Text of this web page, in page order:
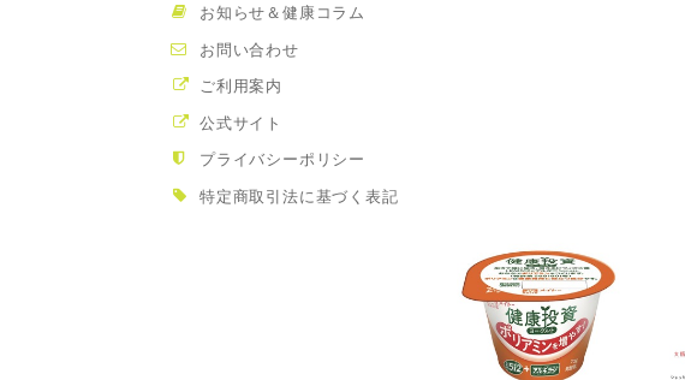
お知らせ＆健康コラム
お問い合わせ
ご利用案内
公式サイト
プライバシーポリシー
特定商取引法に基づく表記